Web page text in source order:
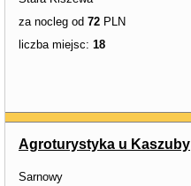
za nocleg od 72 PLN
liczba miejsc: 18
Agroturystyka u Kaszuby
Sarnowy